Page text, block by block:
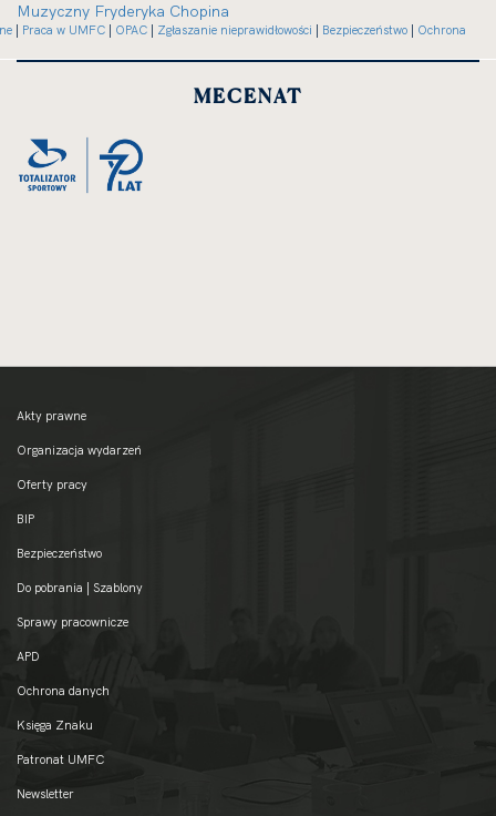
Muzyczny Fryderyka Chopina
Praca w UMFC OPAC Zgłaszanie nieprawidłowości Bezpieczeństwo Ochrona
kliknięcie
rozmiarów
oryginalnych
kliknięcie
rozmiarów
oryginalnych
kliknięcie
rozmiarów
oryginalnych
MECENAT
Akty prawne
Organizacja wydarzeń
Oferty pracy
BIP
Bezpieczeństwo
Do pobrania | Szablony
Sprawy pracownicze
APD
Ochrona danych
Księga Znaku
Patronat UMFC
Newsletter